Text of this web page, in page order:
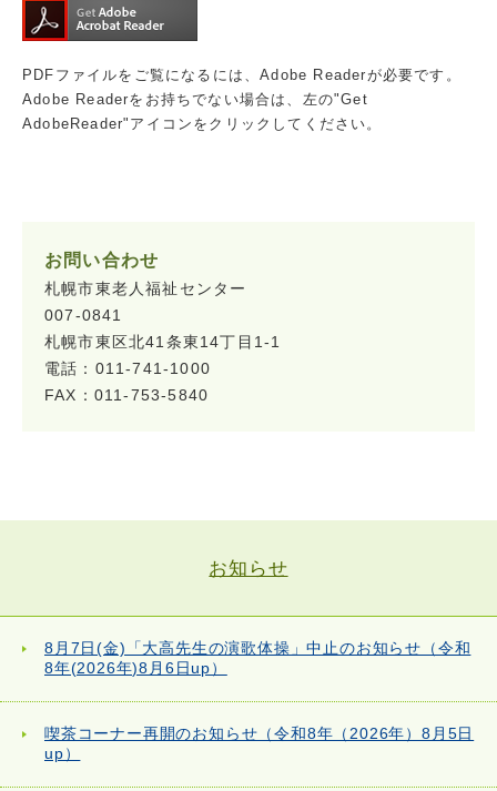
PDFファイルをご覧になるには、Adobe Readerが必要です。
Adobe Readerをお持ちでない場合は、左の"Get
AdobeReader"アイコンをクリックしてください。
お問い合わせ
札幌市東老人福祉センター
007-0841
札幌市東区北41条東14丁目1-1
電話：011-741-1000
FAX：011-753-5840
お知らせ
8月7日(金)「大高先生の演歌体操」中止のお知らせ（令和
8年(2026年)8月6日up）
喫茶コーナー再開のお知らせ（令和8年（2026年）8月5日
up）